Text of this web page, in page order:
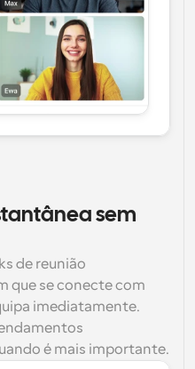
sem
de reunião
que se conecte com
imediatamente.
é mais importante.